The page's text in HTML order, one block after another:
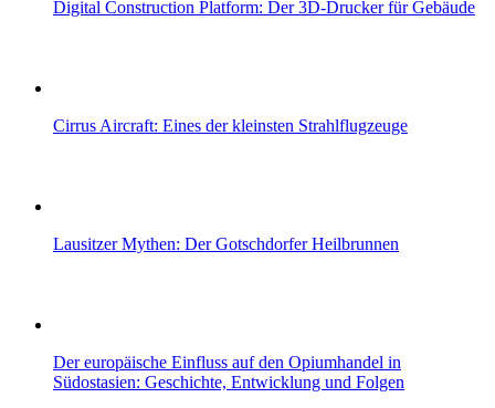
Digital Construction Platform: Der 3D-Drucker für Gebäude
Cirrus Aircraft: Eines der kleinsten Strahlflugzeuge
Lausitzer Mythen: Der Gotschdorfer Heilbrunnen
Der europäische Einfluss auf den Opiumhandel in
Südostasien: Geschichte, Entwicklung und Folgen